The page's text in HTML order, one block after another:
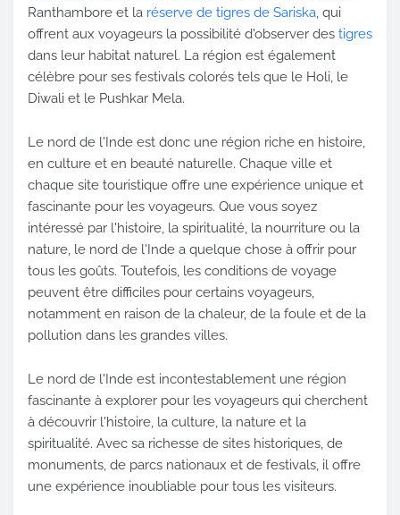
Ranthambore et la réserve de tigres de Sariska, qui
offrent aux voyageurs la possibilité d'observer des tigres
dans leur habitat naturel. La région est également
célèbre pour ses festivals colorés tels que le Holi, le
Diwali et le Pushkar Mela.
Le nord de l'Inde est donc une région riche en histoire,
en culture et en beauté naturelle. Chaque ville et
chaque site touristique offre une expérience unique et
fascinante pour les voyageurs. Que vous soyez
intéressé par l'histoire, la spiritualité, la nourriture ou la
nature, le nord de l'Inde a quelque chose à offrir pour
tous les goûts. Toutefois, les conditions de voyage
peuvent être difficiles pour certains voyageurs,
notamment en raison de la chaleur, de la foule et de la
pollution dans les grandes villes.
Le nord de l'Inde est incontestablement une région
fascinante à explorer pour les voyageurs qui cherchent
à découvrir l'histoire, la culture, la nature et la
spiritualité. Avec sa richesse de sites historiques, de
monuments, de parcs nationaux et de festivals, il offre
une expérience inoubliable pour tous les visiteurs.